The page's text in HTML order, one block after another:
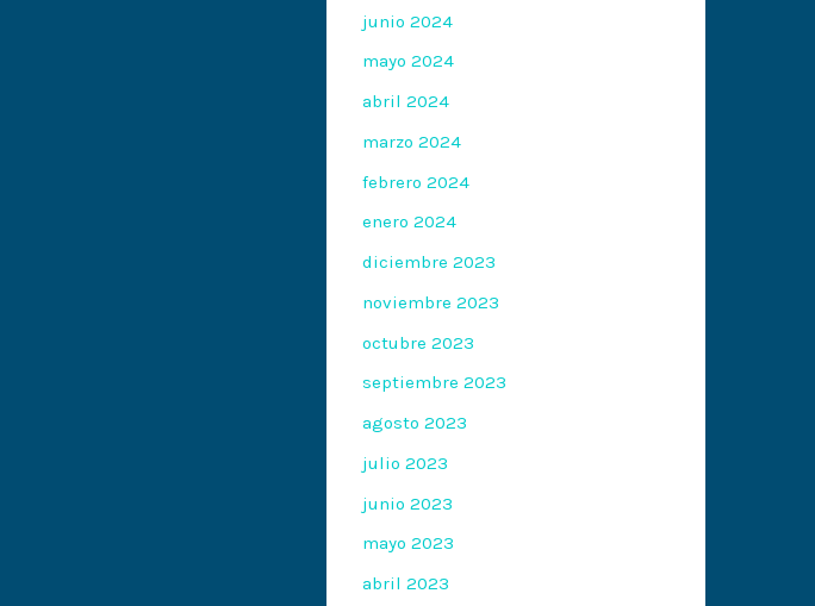
junio 2024
mayo 2024
abril 2024
marzo 2024
febrero 2024
enero 2024
diciembre 2023
noviembre 2023
octubre 2023
septiembre 2023
agosto 2023
julio 2023
junio 2023
mayo 2023
abril 2023